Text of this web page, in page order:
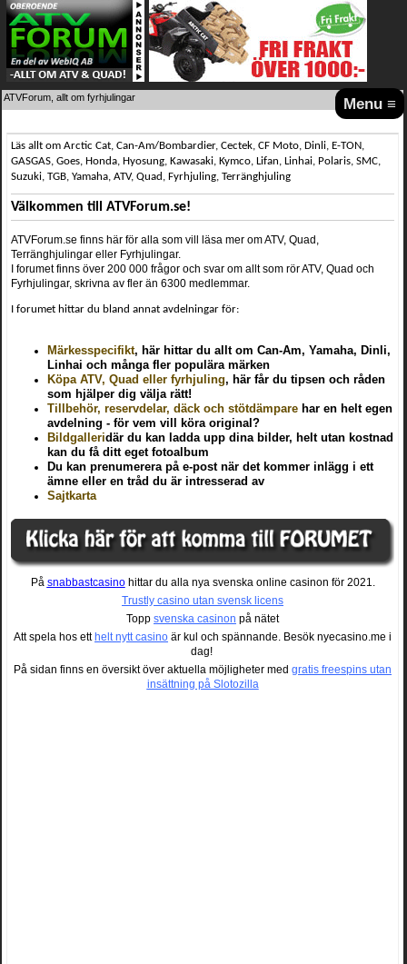
Menu ≡
ATVForum, allt om fyrhjulingar
Läs allt om Arctic Cat, Can-Am/Bombardier, Cectek, CF Moto, Dinli, E-TON,
GASGAS, Goes, Honda, Hyosung, Kawasaki, Kymco, Lifan, Linhai, Polaris, SMC,
Suzuki, TGB, Yamaha, ATV, Quad, Fyrhjuling, Terränghjuling
Välkommen till ATVForum.se!
ATVForum.se finns här för alla som vill läsa mer om ATV, Quad,
Terränghjulingar eller Fyrhjulingar.
I forumet finns över 200 000 frågor och svar om allt som rör ATV, Quad och
Fyrhjulingar, skrivna av fler än 6300 medlemmar.
I forumet hittar du bland annat avdelningar för:
Märkesspecifikt, här hittar du allt om Can-Am, Yamaha, Dinli,
Linhai och många fler populära märken
Köpa ATV, Quad eller fyrhjuling, här får du tipsen och råden
som hjälper dig välja rätt!
Tillbehör, reservdelar, däck och stötdämpare har en helt egen
avdelning - för vem vill köra original?
Bildgalleridär du kan ladda upp dina bilder, helt utan kostnad
kan du få ditt eget fotoalbum
Du kan prenumerera på e-post när det kommer inlägg i ett
ämne eller en tråd du är intresserad av
Sajtkarta
På snabbastcasinohittar du alla nya svenska online casinon för 2021.
Trustly casino utan svensk licens
Topp svenska casinon på nätet
Att spela hos etthelt nytt casino är kul och spännande. Besök nyecasino.me i
dag!
På sidan finns en översikt över aktuella möjligheter med gratis freespins utan
insättning på Slotozilla